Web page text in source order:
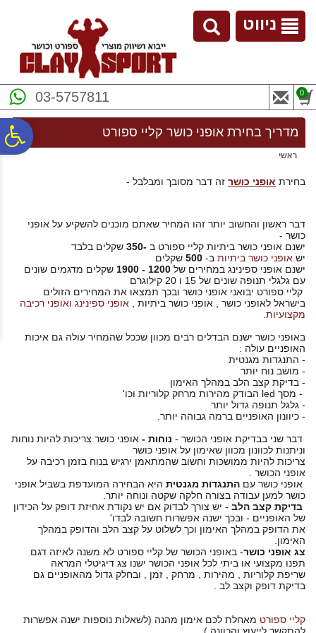
נגישות
ניווט
03-5757811 0
מדריך בחירת אופני כושר קליי ספורט
ראשי
בחירת אופני כושר זה דבר מסובך ומבלבל -
דבר ראשון והחשוב יותר זהו המחיר שאתם מוכנים להשקיע על אופני
כושר -
ישנם אופני כושר ביתיות קליי ספורט ב -350
שקלים בלבד
יש אופני כושר ביתיות ב- 500 שקלים
ישנם אופני ספינינג במחירים של 1200 - 1900
שקלים מדגמים שונים
עם גלגלי תנופה שונים של 15 ו 20 קילוגרם
קליי ספורט יבואני אופני כושר ובכך תמצאו את המחירים הזולים
בישראל לאופני כושר , אופני כושר ביתיות , אופני ספינינג ואופני רכיבה
מקצועיות
באופני כושר ישנם הבדלים רבים מכוון שככל שהמחיר עולה גם איכות
האופניים עולה :
- התנגדות מגנטית
- מושב נוח יותר
- בדיקת קצב הלב במהלך האימון
- מסך led הבודק מהירות מרחק קלוריות וכו'
- גלגל תנופה גדול יותר
- כיוונון האופניים ברמה גבוהה יותר.
דבר שני בבדיקת אופני הכושר - נוחות - אופני כושר צריכות להיות נוחות
וניתנות לכוונון מכוון שאימון על אופני כושר
צריכות להיות ממושכות וחשוב שהמתאמן ירגיש בנוח בזמן רכיבה על
אופני הכושר .
אופני כושר עם התנגדות מגנטית היא הבחירה המועדפת בשביל אופני
כושר למען עבודה בצורה חלקה שקטה ונוחה יותר.
בדיקת קצב הלב - יש צורך לבדוק אם יש נקודת אחיזת דופק על הכידון
של האופניים - ובכך ישנה אפשרות חשובה לבדו'
את הדופק במהלך האימון וכך לשלוט על קצב הלב והדופק במהלך
האימון.
צג אופני כושר- באופני הכושר של קליי ספורט לא משנה לאיזה דגם
תפנו מקצועי או ביתי לכל אופני הכושר ישנו צג דיגיטלי המראה
שריפת קלוריות , מהירות , מרחק , זמן , ובחלק גדול מהאופניים גם
בדיקת דופק וקצב לב .
קליי ספורט מאחלת לכם אימון מהנה (לשאלות נוספות ישנה אפשרות
להתקשר לייעוץ והכוונה )